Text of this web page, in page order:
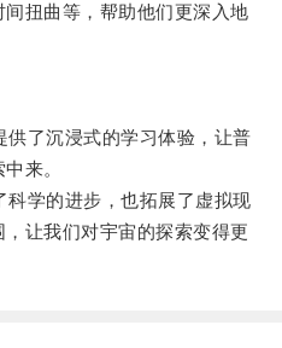
扭曲等，帮助他们更深入地
了沉浸式的学习体验，让普
来。
学的进步，也拓展了虚拟现
让我们对宇宙的探索变得更